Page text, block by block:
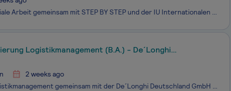
Starte Deine Zukunft im Bereich Soziale Arbeit gemeinsam mit STEP BY STEP und der IU Internationalen Hochschule (IU). Im Dualen myStudium – akkreditiert als duales Fernstudium - sammelst Du Deine Praxiserfahrung im Unternehmen und lernst die Theorie zu 100 % virtuell, ergänzt durch optiona
Logistikmanagement (B.A.) - De´Longhi
2 weeks ago
Starte Deine Zukunft im Bereich Logistikmanagement gemeinsam mit der De´Longhi Deutschland GmbH und der IU Internationalen Hochschule (IU). Im Dualen Studium verbindest Du praktische Arbeit im Unternehmen mit Lehrveranstaltungen an zwei Tagen pro Woche am Campus. Interaktive Lehrmater